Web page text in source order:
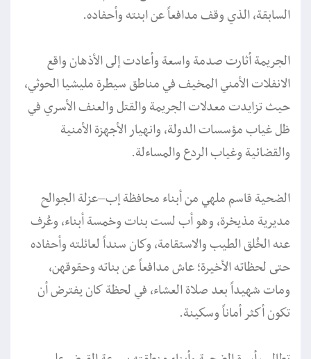
السابقة، الذي وقف مدافعاً عن ابنته وأحفاده.
الجريمة أثارت صدمة واسعة وأعادت إلى الأذهان واقع
الانفلات الأمني المخيف في مناطق سيطرة مليشيا الحوثي،
حيث تزايدت معدلات الجريمة والقتل والعنف الأسري في
ظل غياب مؤسسات الدولة، وانهيار الأجهزة الأمنية
والقضائية وغياب الردع والمساءلة.
الضحية قاسم ملهي من أبناء محافظة إب–عزلة الجوالح
مديرية مذيخرة، وهو أب لست بنات وخمسة أبناء، وعُرف
عنه الخُلق الطيب والاستقامة، وكان سنداً لعائلته وأحفاده
حتى لحظاته الأخيرة؛ عاش مدافعاً عن بناته وحقوقهن،
ومات شهيداً بعد صلاة العشاء، في لحظة كان يفترض أن
تكون أكثر أماناً وسكينة.